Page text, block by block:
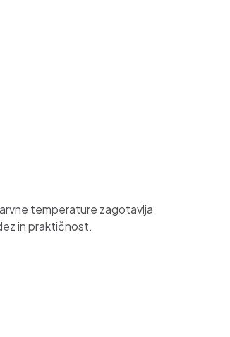
temperature zagotavlja
in praktičnost.